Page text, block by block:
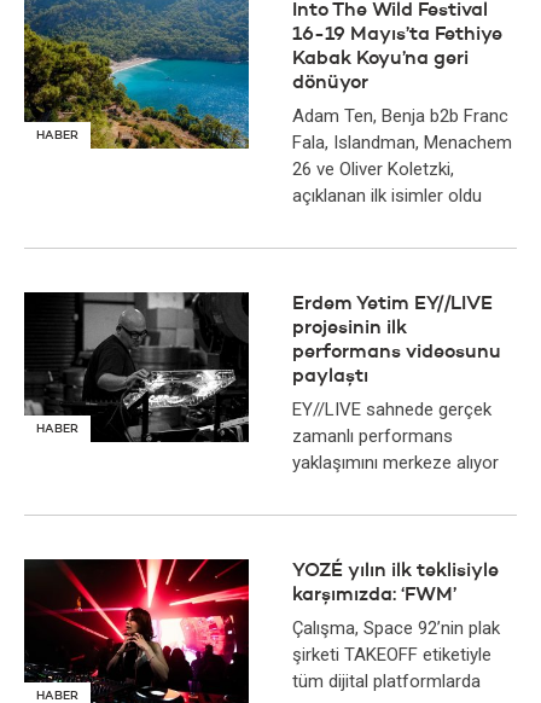
HABER
Into The Wild Festival
16-19 Mayıs’ta Fethiye
Kabak Koyu’na geri
dönüyor
Adam Ten, Benja b2b Franc
Fala, Islandman, Menachem
26 ve Oliver Koletzki,
açıklanan ilk isimler oldu
HABER
Erdem Yetim EY//LIVE
projesinin ilk
performans videosunu
paylaştı
EY//LIVE sahnede gerçek
zamanlı performans
yaklaşımını merkeze alıyor
HABER
YOZÉ yılın ilk teklisiyle
karşımızda: ‘FWM’
Çalışma, Space 92’nin plak
şirketi TAKEOFF etiketiyle
tüm dijital platformlarda